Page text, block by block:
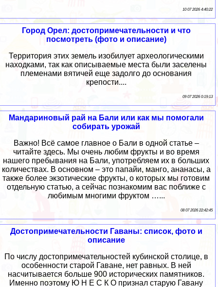
10 07 2026 4:40:22
Город Орел: достопримечательности и что
посмотреть (фото и описание)
Территория этих земель изобилует археологическими
находками, так как описываемые места были заселены
племенами вятичей еще задолго до основания
крепости....
09 07 2026 0:19:13
Мандариновый рай на Бали или как мы помогали
собирать урожай
Важно! Всё самое главное о Бали в одной статье –
читайте здесь. Мы очень любим фрукты и во время
нашего пребывания на Бали, употребляем их в больших
количествах. В основном – это папайи, манго, ананасы, а
также более экзотические фрукты, о которых мы готовим
отдельную статью, а сейчас познакомим вас поближе с
любимым многими фруктом …...
08 07 2026 22:42:45
Достопримечательности Гаваны: список, фото и
описание
По числу достопримечательностей кубинской столице, в
особенности старой Гаване, нет равных. В ней
насчитывается больше 900 исторических памятников.
Именно поэтому Ю Н Е С К О признал старую Гавану